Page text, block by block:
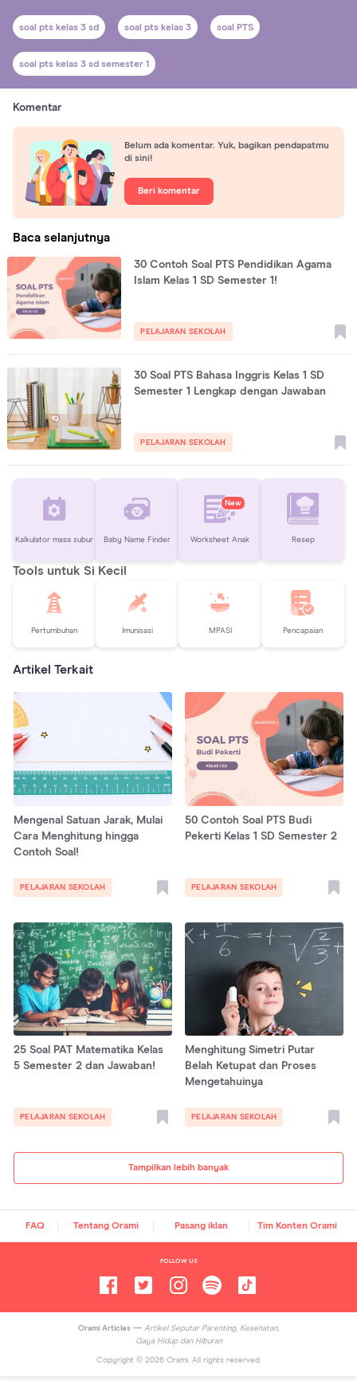
soal pts kelas 3 sd soal pts kelas 3 soal PTS
soal pts kelas 3 sd semester 1
Komentar
Belum ada komentar. Yuk, bagikan pendapatmu
di sini!
Beri komentar
Baca selanjutnya
30 Contoh Soal PTS Pendidikan Agama
Islam Kelas 1 SD Semester 1!
PELAJARAN SEKOLAH
30 Soal PTS Bahasa Inggris Kelas 1 SD
Semester 1 Lengkap dengan Jawaban
PELAJARAN SEKOLAH
Kalkulator masa subur Baby Name Finder
New
Worksheet Anak Resep
Tools untuk Si Kecil
Pertumbuhan Imunisasi MPASI Pencapaian
Artikel Terkait
Tampilkan lebih banyak
Mengenal Satuan Jarak, Mulai
Cara Menghitung hingga
Contoh Soal!
PELAJARAN SEKOLAH
50 Contoh Soal PTS Budi
Pekerti Kelas 1 SD Semester 2
PELAJARAN SEKOLAH
25 Soal PAT Matematika Kelas
5 Semester 2 dan Jawaban!
PELAJARAN SEKOLAH
Menghitung Simetri Putar
Belah Ketupat dan Proses
Mengetahuinya
PELAJARAN SEKOLAH
FAQ Tentang Orami Pasang iklan Tim Konten Orami
FOLLOW US
Orami Articles — Artikel Seputar Parenting, Kesehatan,
Gaya Hidup dan Hiburan
Copyright © 2026Orami. All rights reserved.